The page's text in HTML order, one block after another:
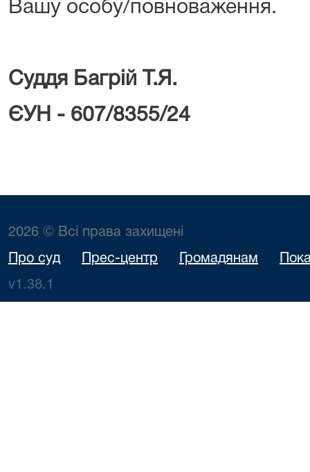
Вашу особу/повноваження.
Суддя
­­­­­­­­­­­­­­Багрій Т.Я.
ЄУН - 607/8355/24
2026 © Всі права захищені
Про суд Прес-центр Громадянам
v1.38.1